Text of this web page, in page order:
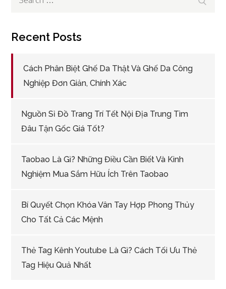
Recent Posts
Cách Phân Biệt Ghế Da Thật Và Ghế Da Công
Nghiệp Đơn Giản, Chính Xác
Nguồn Sỉ Đồ Trang Trí Tết Nội Địa Trung Tìm
Đâu Tận Gốc Giá Tốt?
Taobao Là Gì? Những Điều Cần Biết Và Kinh
Nghiệm Mua Sắm Hữu Ích Trên Taobao
Bí Quyết Chọn Khóa Vân Tay Hợp Phong Thủy
Cho Tất Cả Các Mệnh
Thẻ Tag Kênh Youtube Là Gì? Cách Tối Ưu Thẻ
Tag Hiệu Quả Nhất